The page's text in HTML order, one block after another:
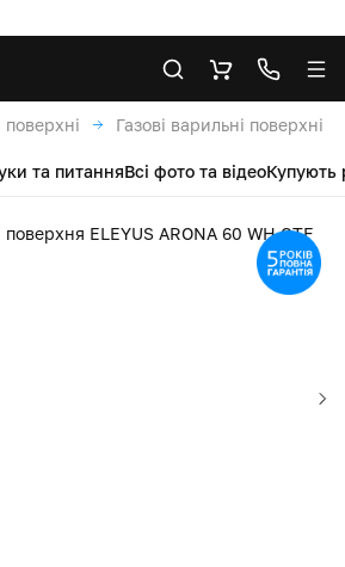
поверхні Газові варильні поверхні
та питанняВсі фото та відеоКупують